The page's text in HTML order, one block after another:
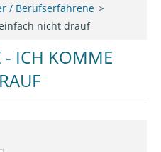
/ Berufserfahrene
nicht drauf
- ICH KOMME